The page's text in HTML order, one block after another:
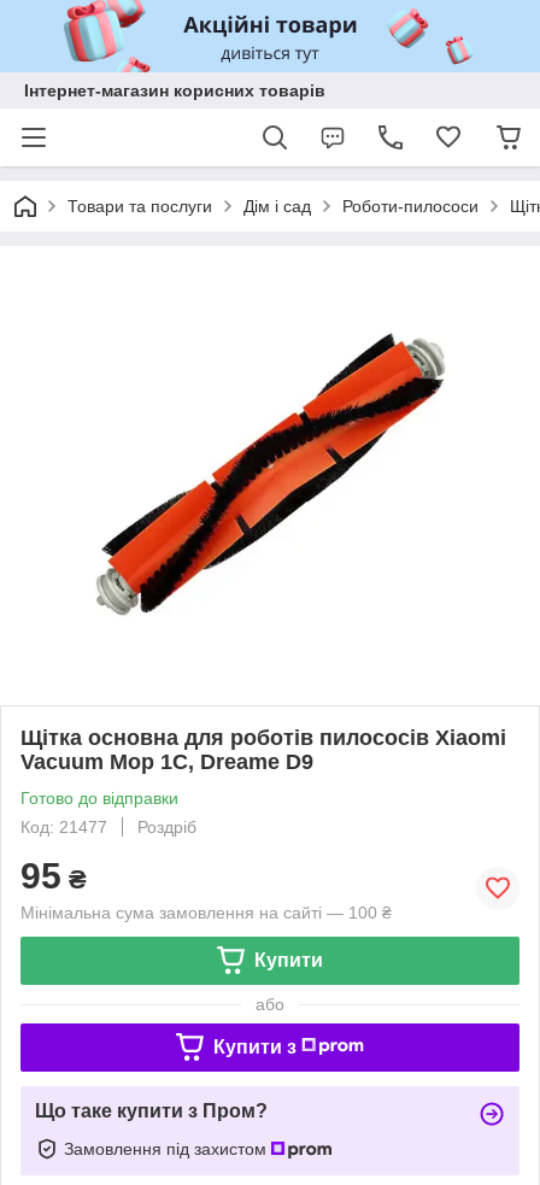
Інтернет-магазин корисних товарів
Товари та послуги Дім і сад Роботи-пилососи
Щітка основна для роботів пилососів Xiaomi
Vacuum Mop 1C, Dreame D9
Готово до відправки
Код: 21477
Роздріб
95 ₴
Мінімальна сума замовлення на сайті — 100 ₴
Купити
або
Купити з
Що таке купити з Пром?
Замовлення під захистом